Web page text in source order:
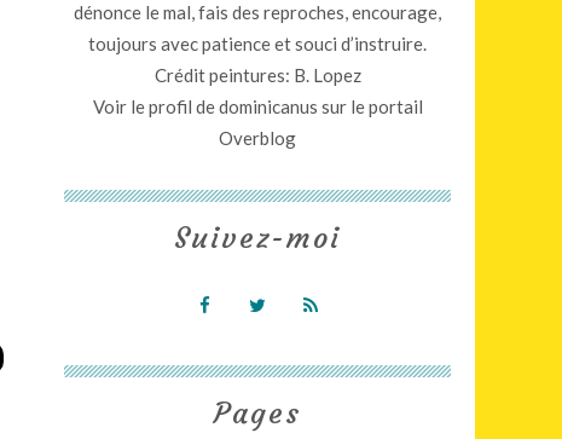
Pages
dénonce le mal, fais des reproches, encourage,
toujours avec patience et souci d’instruire.
Crédit peintures: B. Lopez
Voir le profil dedominicanus sur le portail
Overblog
Suivez-moi